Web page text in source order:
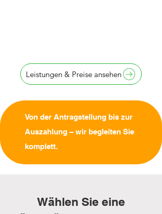
Leistungen & Preise ansehen
Von der Antragstellung bis zur
Auszahlung – wir begleiten Sie
komplett.
Wählen Sie eine